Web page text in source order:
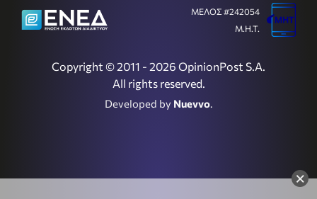
×
Copyright © 2011 - 2026 OpinionPost S.A.
All rights reserved.
Developed by Nuevvo.
ΜΕΛΟΣ #242054
Μ.Η.Τ.